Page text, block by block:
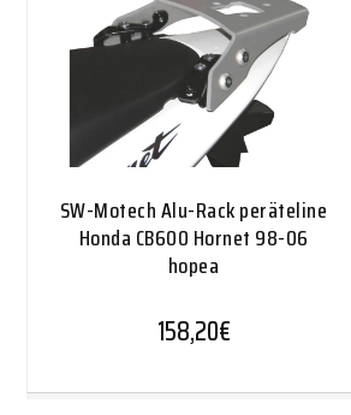
SW-Motech Alu-Rack peräteline
Honda CB600 Hornet 98-06
hopea
158,20€